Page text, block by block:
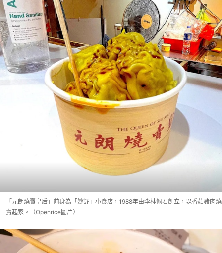
「元朗燒賣皇后」前身為「妙舒」小食店，1988年由李林佩君創立，以香菇豬肉燒
賣起家。（Openrice圖片）